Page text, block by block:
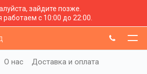
зайдите позже.
работаем с 10:00 до 22:00.
О нас Доставка и оплата